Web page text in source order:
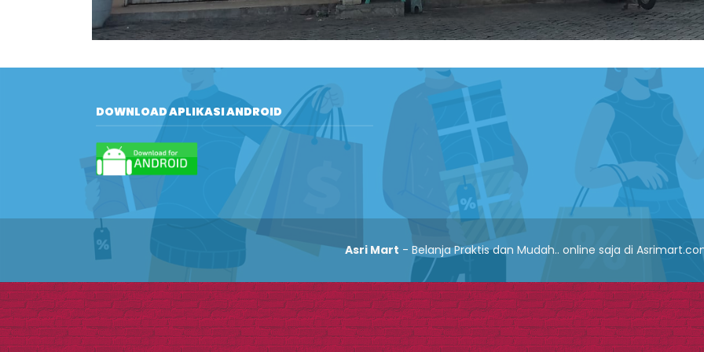
DOWNLOAD APLIKASI ANDROID
Asri Mart - Belanja Praktis dan Mudah.. online saja di